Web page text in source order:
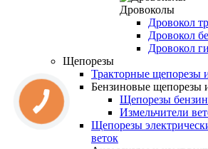
Дровоколы
Дровокол
Дровокол
Дровокол
Щепорезы
Тракторные щепорезы
Бензиновые щепорезы
Щепорезы
Измельчители
Щепорезы
веток